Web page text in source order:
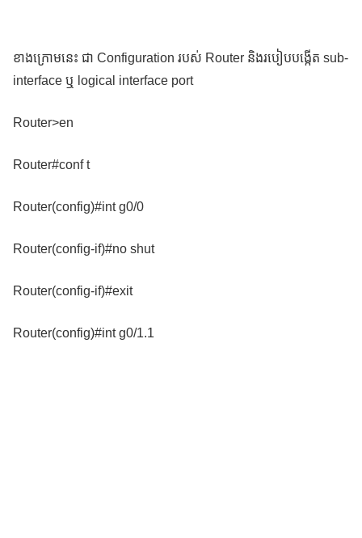
ខាងក្រោមនេះ ជា Configuration របស់ Router និងរបៀបបង្កើត sub-
interface ឬ logical interface port
Router>en
Router#conf t
Router(config)#int g0/0
Router(config-if)#no shut
Router(config-if)#exit
Router(config)#int g0/1.1